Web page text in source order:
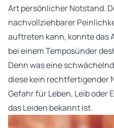
Art persönlicher Notstand.
nachvollziehbarer
auftreten kann, konnte das
bei einem Temposünder
Denn was eine
diese kein rechtfertigender
Gefahr für Leben, Leib oder
das Leiden bekannt ist.